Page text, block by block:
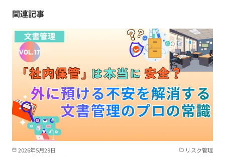
関連記事
2026年5月29日 リスク管理